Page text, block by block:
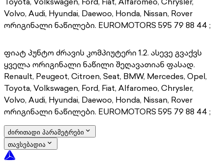
Volvo, Audi, Hyundai, Daewoo, Honda, Nissan, Rover
ორიგინალი ნაწილები. EUROMOTORS 595 79 88 44 ;
ფიატ პუნტო ძრავის კომპიუტერი 1.2. ასევე გვაქვს
ყველა ორიგინალი ნაწილი შეღავათიან ფასად.
Renault, Peugeot, Citroen, Seat, BMW, Mercedes, Opel,
Toyota, Volkswagen, Ford, Fiat, Alfaromeo, Chrysler,
Volvo, Audi, Hyundai, Daewoo, Honda, Nissan, Rover
ორიგინალი ნაწილები. EUROMOTORS 595 79 88 44 ;
ძირითადი პარამეტრები
თავსებადია